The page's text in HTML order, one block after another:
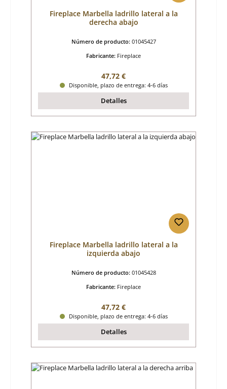
Fireplace Marbella ladrillo lateral a la
derecha abajo
Número de producto: 01045427
Fabricante: Fireplace
Precio normal:
47,72 €
Disponible, plazo de entrega: 4-6 días
Detalles
Fireplace Marbella ladrillo lateral a la
izquierda abajo
Número de producto: 01045428
Fabricante: Fireplace
Precio normal:
47,72 €
Disponible, plazo de entrega: 4-6 días
Detalles